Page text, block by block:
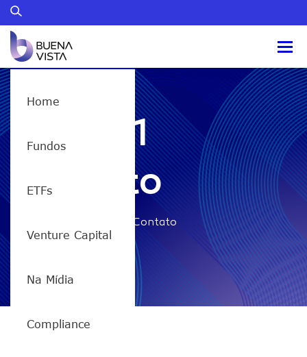
Home
Fundos
ETFs
Venture Capital
Na Mídia
Compliance
QQQI11
Contato
QQQI11 – Contato